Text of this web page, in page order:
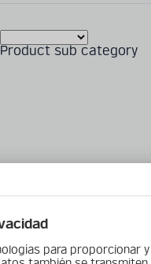
Product sub category